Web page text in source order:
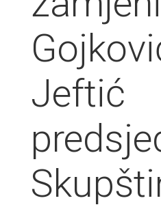
Jeftić